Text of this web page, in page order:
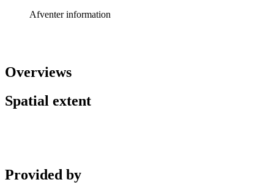
Afventer information
Overviews
Spatial extent
Provided by